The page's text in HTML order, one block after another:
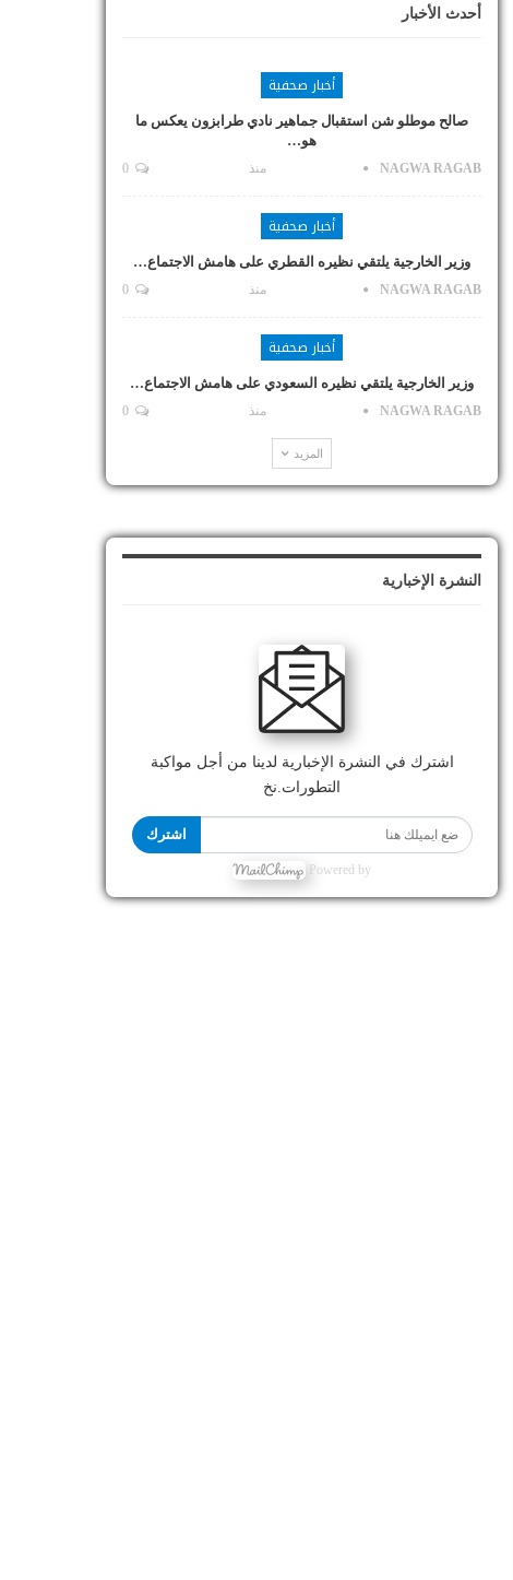
أحدث الأخبار
أخبار صحفية
صالح موطلو شن استقبال جماهير نادي طرابزون يعكس ما
هو…
NAGWA RAGAB منذ
أخبار صحفية
وزير الخارجية يلتقي نظيره القطري على هامش الاجتماع…
NAGWA RAGAB منذ
أخبار صحفية
وزير الخارجية يلتقي نظيره السعودي على هامش الاجتماع…
NAGWA RAGAB منذ
المزيد
النشرة الإخبارية
اشترك في النشرة الإخبارية لدينا من أجل مواكبة
التطورات.نخ
اشترك
Powered by